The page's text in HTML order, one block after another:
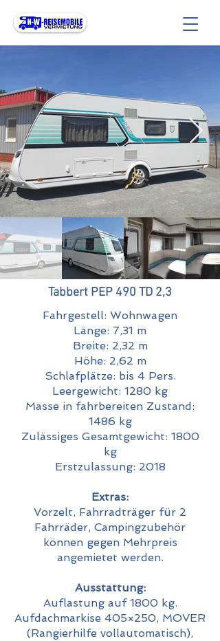
Tabbert PEP 490 TD 2,3
Fahrgestell: Wohnwagen
Länge: 7,31 m
Breite: 2,32 m
Höhe: 2,62 m
Schlafplätze: bis 4 Pers.
Leergewicht: 1280 kg
Masse in fahrbereiten Zustand:
1486 kg
Zulässiges Gesamtgewicht: 1800
kg
Erstzulassung: 2018
Extras:
Vorzelt, Fahrradträger für 2
Fahrräder, Campingzubehör
können gegen Mehrpreis
angemietet werden.
Ausstattung:
Auflastung auf 1800 kg.
Aufdachmarkise 405×250, MOVER
(Rangierhilfe vollautomatisch),